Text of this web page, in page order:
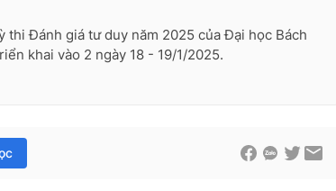
thi Đánh giá tư duy năm 2025 của Đại học Bách
khai vào 2 ngày 18 - 19/1/2025.